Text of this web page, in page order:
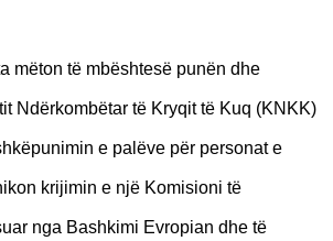
mëton të mbështesë punën dhe
Ndërkombëtar të Kryqit të Kuq (KNKK)
e palëve për personat e
krijimin e një Komisioni të
nga Bashkimi Evropian dhe të